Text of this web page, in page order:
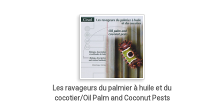
Les ravageurs du palmier à huile et du
cocotier/Oil Palm and Coconut Pests